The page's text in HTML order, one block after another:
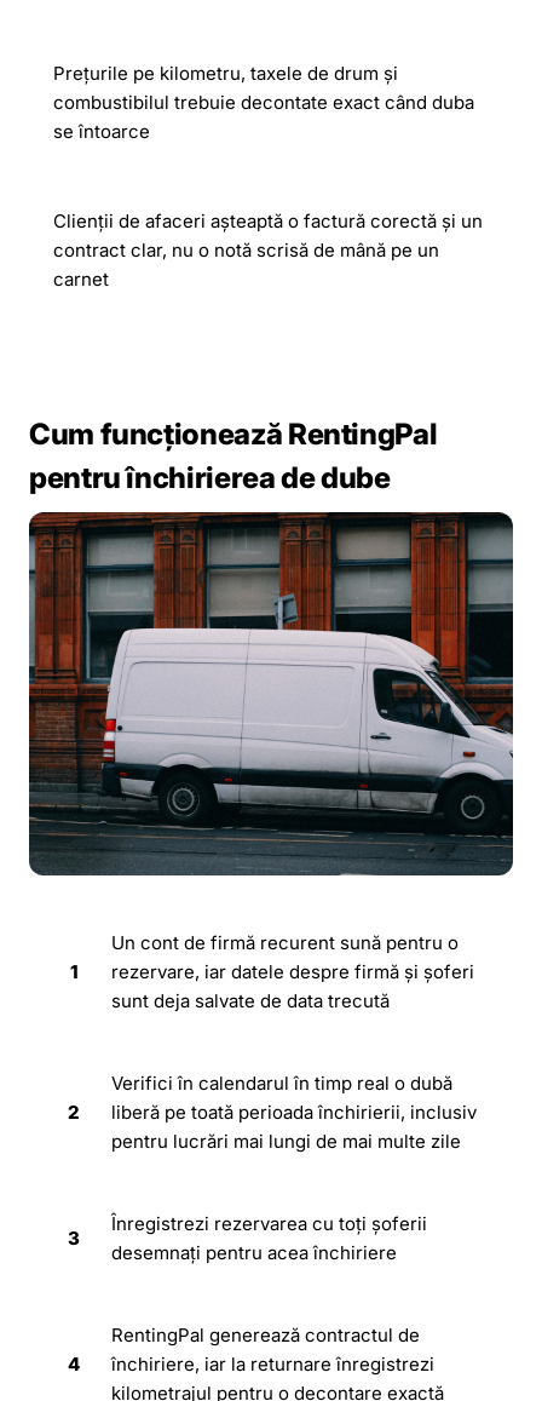
Prețurile pe kilometru, taxele de drum și
combustibilul trebuie decontate exact când duba
se întoarce
Clienții de afaceri așteaptă o factură corectă și un
contract clar, nu o notă scrisă de mână pe un
carnet
Cum funcționează RentingPal
pentru închirierea de dube
1
Un cont de firmă recurent sună pentru o
rezervare, iar datele despre firmă și șoferi
sunt deja salvate de data trecută
2
Verifici în calendarul în timp real o dubă
liberă pe toată perioada închirierii, inclusiv
pentru lucrări mai lungi de mai multe zile
3
Înregistrezi rezervarea cu toți șoferii
desemnați pentru acea închiriere
4
RentingPal generează contractul de
închiriere, iar la returnare înregistrezi
kilometrajul pentru o decontare exactă